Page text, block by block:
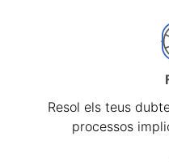
Resol els teus
processos